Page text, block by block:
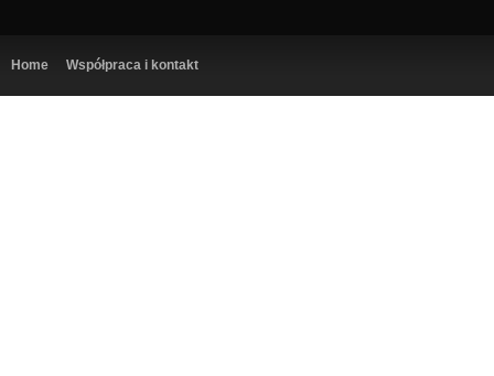
Home Współpraca i kontakt